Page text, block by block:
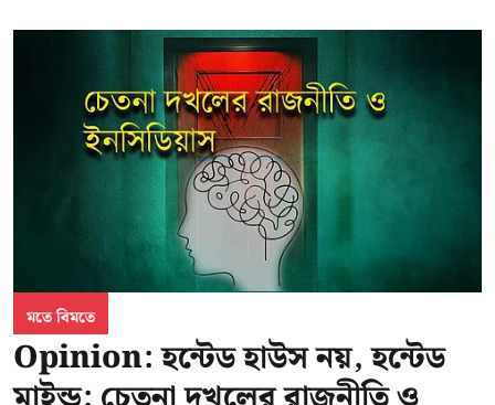
মতে বিমতে
Opinion: হন্টেড হাউস নয়, হন্টেড